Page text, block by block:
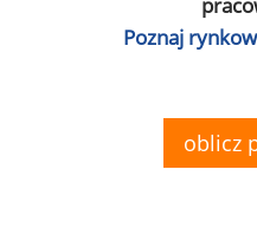
Poznaj
oblicz